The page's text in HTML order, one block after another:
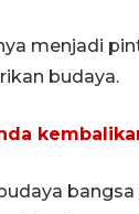
menjadi
budaya.